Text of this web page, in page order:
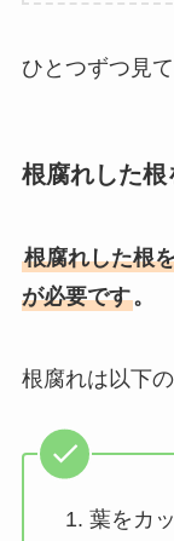
ひとつずつ見
根腐れした根
根腐れした根
が必要です。
根腐れは以下
葉をカ